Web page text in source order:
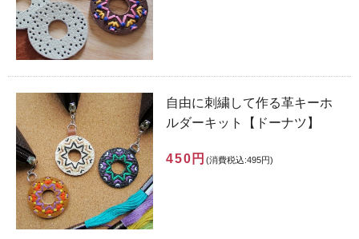
自由に刺繍して作る革キーホ
ルダーキット【ドーナツ】
450円 (消費税込:495円)